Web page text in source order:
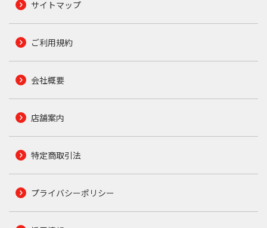
サイトマップ
ご利用規約
会社概要
店舗案内
特定商取引法
プライバシーポリシー